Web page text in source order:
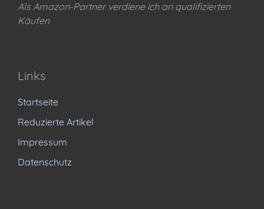
Als Amazon-Partner verdiene ich an qualifizierten
Käufen
Links
Startseite
Reduzierte Artikel
Impressum
Datenschutz